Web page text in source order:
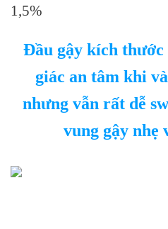
1,5%
Đầu gậy kích
giác an tâm khi
nhưng vẫn rất dễ
vung gậy nhẹ